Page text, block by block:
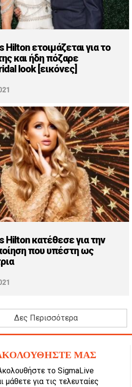
Hilton ετοιμάζεται για το
και ήδη πόζαρε
look [εικόνες]
Hilton κατέθεσε για την
που υπέστη ως
Δες Περισσότερα
ΜΑΣ
το SigmaLive
μάθετε για τις τελευταίες